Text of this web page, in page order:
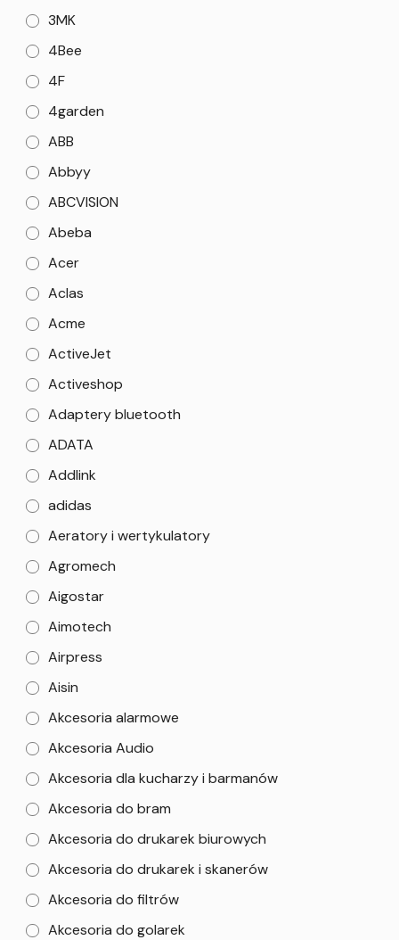
3MK
4Bee
4F
4garden
ABB
Abbyy
ABCVISION
Abeba
Acer
Aclas
Acme
ActiveJet
Activeshop
Adaptery bluetooth
ADATA
Addlink
adidas
Aeratory i wertykulatory
Agromech
Aigostar
Aimotech
Airpress
Aisin
Akcesoria alarmowe
Akcesoria Audio
Akcesoria dla kucharzy i barmanów
Akcesoria do bram
Akcesoria do drukarek biurowych
Akcesoria do drukarek i skanerów
Akcesoria do filtrów
Akcesoria do golarek